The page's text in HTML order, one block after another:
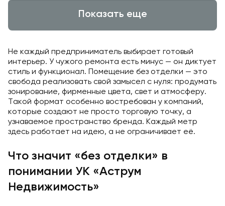
Показать еще
Не каждый предприниматель выбирает готовый
интерьер. У чужого ремонта есть минус — он диктует
стиль и функционал. Помещение без отделки — это
свобода реализовать свой замысел с нуля: продумать
зонирование, фирменные цвета, свет и атмосферу.
Такой формат особенно востребован у компаний,
которые создают не просто торговую точку, а
узнаваемое пространство бренда. Каждый метр
здесь работает на идею, а не ограничивает её.
Что значит «без отделки» в
понимании УК «Аструм
Недвижимость»